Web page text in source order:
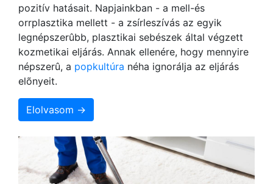
pozitív hatásait. Napjainkban - a mell-és
orrplasztika mellett - a zsírleszívás az egyik
legnépszerûbb, plasztikai sebészek által végzett
kozmetikai eljárás. Annak ellenére, hogy mennyire
népszerû, a popkultúra néha ignorálja az eljárás
elõnyeit.
Elolvasom →